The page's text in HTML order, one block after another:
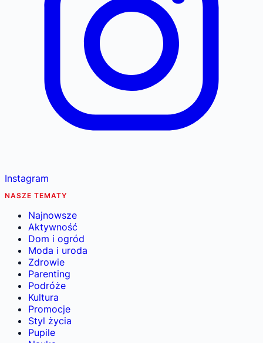
Instagram
NASZE TEMATY
Najnowsze
Aktywność
Dom i ogród
Moda i uroda
Zdrowie
Parenting
Podróże
Kultura
Promocje
Styl życia
Pupile